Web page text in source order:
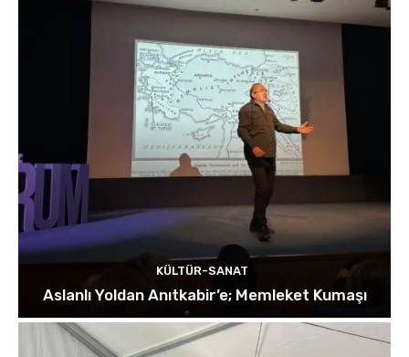
KÜLTÜR-SANAT
Aslanlı Yoldan Anıtkabir’e; Memleket Kumaşı